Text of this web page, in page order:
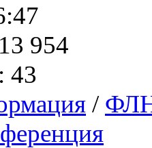
954
43
/